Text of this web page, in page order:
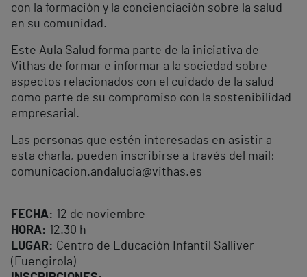
con la formación y la concienciación sobre la salud
en su comunidad.
Este Aula Salud forma parte de la iniciativa de
Vithas de formar e informar a la sociedad sobre
aspectos relacionados con el cuidado de la salud
como parte de su compromiso con la sostenibilidad
empresarial.
Las personas que estén interesadas en asistir a
esta charla, pueden inscribirse a través del mail:
comunicacion.andalucia@vithas.es
FECHA: 12 de noviembre
HORA: 12.30 h
LUGAR: Centro de Educación Infantil Salliver
(Fuengirola)